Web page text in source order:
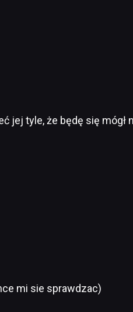
jej tyle, że będę się mógł
mi sie sprawdzac)